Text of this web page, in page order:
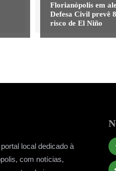
Florianópolis em
Defesa Civil prevê
risco de El Niño
local dedicado à
com notícias,